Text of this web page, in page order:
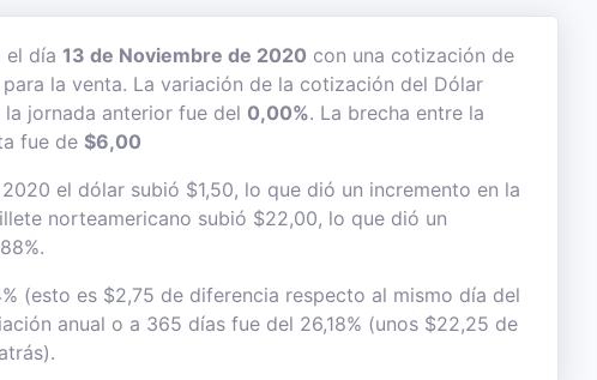
el día 13 de Noviembre de 2020 con una cotización de
para la venta. La variación de la cotización del Dólar
jornada anterior fue del 0,00%. La brecha entre la
fue de $6,00
el dólar subió $1,50, lo que dió un incremento en la
norteamericano subió $22,00, lo que dió un
(esto es $2,75 de diferencia respecto al mismo día del
anual o a 365 días fue del 26,18% (unos $22,25 de